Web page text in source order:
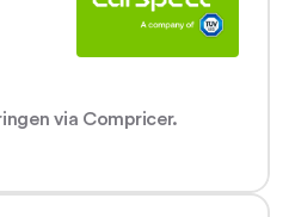
via Compricer.